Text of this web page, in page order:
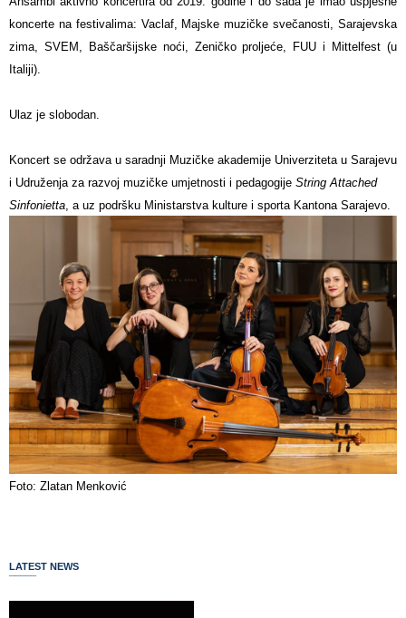
koncerte na festivalima: Vaclaf, Majske muzičke svečanosti, Sarajevska
zima, SVEM, Baščaršijske noći, Zeničko proljeće, FUU i Mittelfest (u
Italiji).
Ulaz je slobodan.
Koncert se održava u saradnji Muzičke akademije Univerziteta u Sarajevu
i Udruženja za razvoj muzičke umjetnosti i pedagogije String Attached
Sinfonietta, a uz podršku Ministarstva kulture i sporta Kantona Sarajevo.
Foto: Zlatan Menković
LATEST NEWS